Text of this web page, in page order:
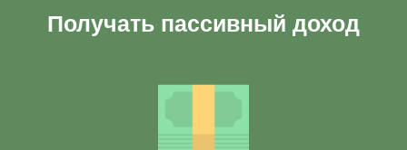
Получать пассивный доход